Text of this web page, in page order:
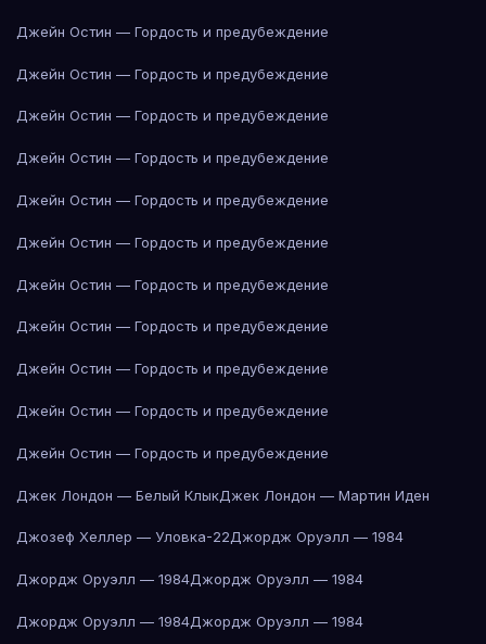
Джейн Остин — Гордость и предубеждение
Джейн Остин — Гордость и предубеждение
Джейн Остин — Гордость и предубеждение
Джейн Остин — Гордость и предубеждение
Джейн Остин — Гордость и предубеждение
Джейн Остин — Гордость и предубеждение
Джейн Остин — Гордость и предубеждение
Джейн Остин — Гордость и предубеждение
Джейн Остин — Гордость и предубеждение
Джейн Остин — Гордость и предубеждение
Джейн Остин — Гордость и предубеждение
Джек Лондон — Белый КлыкДжек Лондон — Мартин Иден
Джозеф Хеллер — Уловка-22Джордж Оруэлл — 1984
Джордж Оруэлл — 1984Джордж Оруэлл — 1984
Джордж Оруэлл — 1984Джордж Оруэлл — 1984